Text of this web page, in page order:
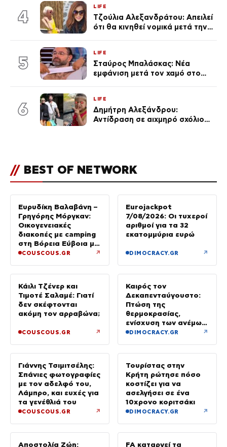
του Θεού»
4
LIFE
Τζούλια Αλεξανδράτου: Απειλεί
ότι θα κινηθεί νομικά μετά την
5
LIFE
Σταύρος Μπαλάσκας: Νέα
εμφάνιση μετά τον χαμό στο
6
LIFE
Δημήτρη Αλεξάνδρου:
Αντίδραση σε αιχμηρό σχόλιο
// BEST OF NETWORK
Ευρυδίκη Βαλαβάνη –
Γρηγόρης Μόργκαν:
Οικογενειακές
διακοπές με camping
στη Βόρεια Εύβοια με
τον ενός έτους γιο
COUSCOUS.GR ↗
Eurojackpot
7/08/2026: Οι τυχεροί
αριθμοί για τα 32
εκατομμύρια ευρώ
DIMOCRACY.GR ↗
Κάιλι Τζένερ και
Τιμοτέ Σαλαμέ: Γιατί
δεν σκέφτονται
ακόμη τον αρραβώνα;
COUSCOUS.GR ↗
Καιρός τον
Δεκαπενταύγουστο:
Πτώση της
θερμοκρασίας,
ενίσχυση των ανέμων
και καταιγίδες όπου
DIMOCRACY.GR ↗
Γιάννης Τσιμιτσέλης:
Σπάνιες φωτογραφίες
με τον αδελφό του,
Λάμπρο, και ευχές για
τα γενέθλιά του
COUSCOUS.GR ↗
Τουρίστας στην
Κρήτη ρώτησε πόσο
κοστίζει για να
ασελγήσει σε ένα
10χρονο κοριτσάκι
DIMOCRACY.GR ↗
Αποστολία Ζώη:
FA καταργεί τα